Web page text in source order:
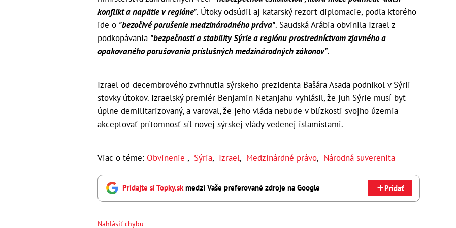
konflikt a napätie v regióne". Útoky odsúdil aj katarský rezort diplomacie, podľa ktorého
ide o "bezočivé porušenie medzinárodného práva". Saudská Arábia obvinila Izrael z
podkopávania "bezpečnosti a stability Sýrie a regiónu prostredníctvom zjavného a
opakovaného porušovania príslušných medzinárodných zákonov".
Izrael od decembrového zvrhnutia sýrskeho prezidenta Bašára Asada podnikol v Sýrii
stovky útokov. Izraelský premiér Benjamin Netanjahu vyhlásil, že juh Sýrie musí byť
úplne demilitarizovaný, a varoval, že jeho vláda nebude v blízkosti svojho územia
akceptovať prítomnosť síl novej sýrskej vlády vedenej islamistami.
Viac o téme: Obvinenie , Sýria, Izrael, Medzinárdné právo, Národná suverenita
Pridajte si Topky.skmedzi Vaše preferované zdroje na Google Pridať
Nahlásiť chybu